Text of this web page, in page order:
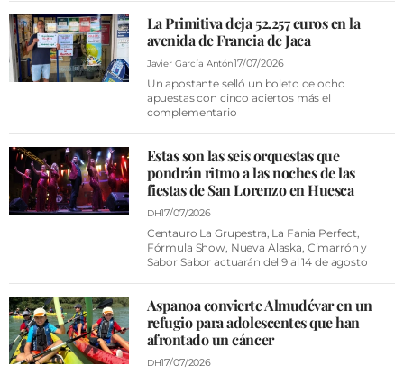
La Primitiva deja 52.257 euros en la
avenida de Francia de Jaca
Javier García Antón17/07/2026
Un apostante selló un boleto de ocho
apuestas con cinco aciertos más el
complementario
Estas son las seis orquestas que
pondrán ritmo a las noches de las
fiestas de San Lorenzo en Huesca
DH17/07/2026
Centauro La Grupestra, La Fania Perfect,
Fórmula Show, Nueva Alaska, Cimarrón y
Sabor Sabor actuarán del 9 al 14 de agosto
Aspanoa convierte Almudévar en un
refugio para adolescentes que han
afrontado un cáncer
DH17/07/2026